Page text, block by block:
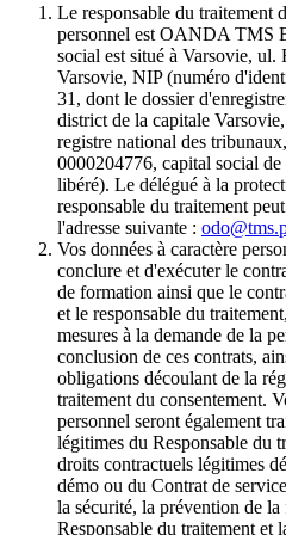
Le responsable du traitement
personnel est OANDA TMS
social est situé à Varsovie,
Varsovie, NIP (numéro
31, dont le dossier
district de la capitale
registre national des
0000204776, capital social
libéré). Le délégué à la
responsable du traitement
l'adresse suivante :
Vos données à caractère
conclure et d'exécuter le
de formation ainsi que le
et le responsable du
mesures à la demande de la
conclusion de ces contrats,
obligations découlant de la
traitement du consentement.
personnel seront également
légitimes du Responsable du
droits contractuels légitimes
démo ou du Contrat de
la sécurité, la prévention de
Responsable du traitement et